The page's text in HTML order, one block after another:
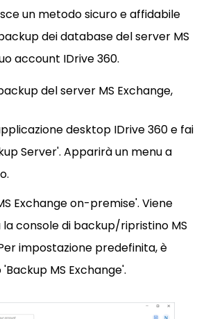
un metodo sicuro e affidabile
dei database del server MS
account IDrive 360.
del server MS Exchange,
desktop IDrive 360 e fai
Server'. Apparirà un menu a
Exchange on-premise'. Viene
la console di backup/ripristino MS
impostazione predefinita, è
MS Exchange'.